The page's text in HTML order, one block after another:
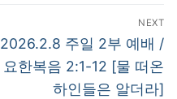
NEXT
Next
post:
2026.2.8 주일 2부 예배 /
요한복음 2:1-12 [물 떠온
하인들은 알더라]